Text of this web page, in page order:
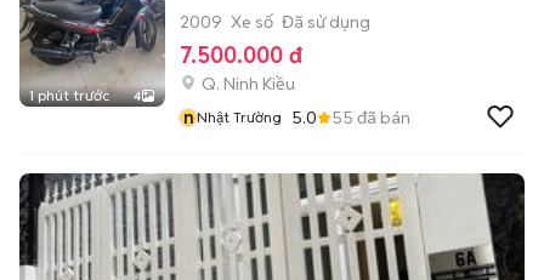
1 phút trước 4
2009 Xe số Đã sử dụng
7.500.000 đ
Q. Ninh Kiều
nNhật Trường 5.0 55 đã bán